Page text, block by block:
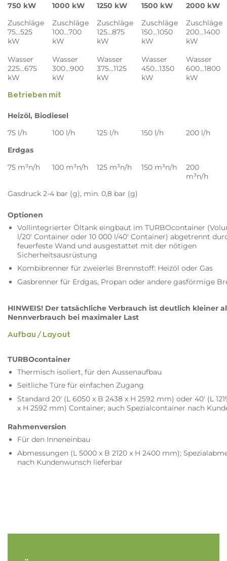
750 kW 1000 kW 1250 kW 1500 kW 2000 kW
Zuschläge
75...525
kW
Wasser
225...675
kW
Zuschläge
100...700
kW
Wasser
300...900
kW
Zuschläge
125...875
kW
Wasser
375...1125
kW
Zuschläge
150...1050
kW
Wasser
450...1350
kW
Zuschläge
200...1400
kW
Wasser
600...1800
kW
Betrieben mit
Heizöl, Biodiesel
75 l/h 100 l/h 125 l/h 150 l/h 200 l/h
Erdgas
75 m³n/h 100 m³n/h 125 m³n/h 150 m³n/h
200
m³n/h
Gasdruck 2-4 bar (g), min. 0,8 bar (g)
Optionen
Vollintegrierter Öltank eingbaut im TURBOcontainer
l/20' Container oder 10 000 l/40' Container) abgetrennt
feuerfeste Wand und ausgestattet mit der nötigen
Sicherheitsausrüstung
Kombibrenner für zweierlei Brennstoff: Heizöl oder Gas
Gasbrenner für Erdgas, Propan oder andere gasförmige
HINWEIS! Der tatsächliche Verbrauch ist deutlich kleiner
Nennverbrauch bei maximaler Last
Aufbau / Layout
TURBOcontainer
Thermisch isoliert, für den Aussenaufbau
Seitliche Türe für einfachen Zugang
Standard 20' (L 6050 x B 2438 x H 2592 mm) oder 40' (L
x H 2592 mm) Container; auch Spezialcontainer nach
Rahmenversion
Für den Inneneinbau
Abmessungen (L 5000 x B 2120 x H 2400 mm);
nach Kundenwunsch lieferbar